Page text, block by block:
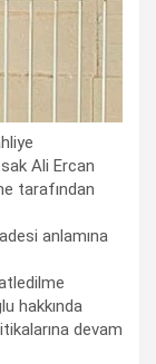
Ali Ercan
tarafından
anlamına
hakkında
devam